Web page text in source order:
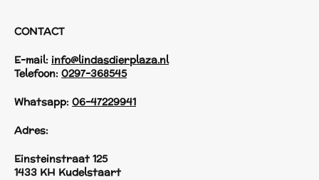
CONTACT
E-mail: info@lindasdierplaza.nl
Telefoon: 0297-368545
Whatsapp: 06-47229941
Adres:
Einsteinstraat 125
1433 KH Kudelstaart